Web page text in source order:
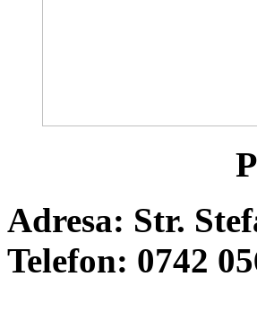
Adresa: Str.
Telefon: 0742